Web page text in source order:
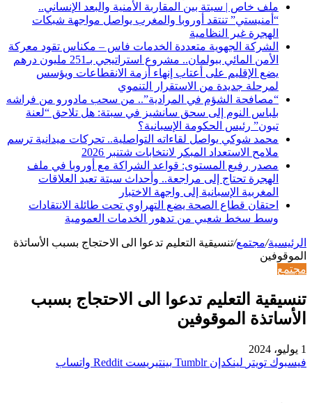
ملف خاص | سبتة بين المقاربة الأمنية والبعد الإنساني..
“أمنيستي” تنتقد أوروبا والمغرب يواصل مواجهة شبكات
الهجرة غير النظامية
الشركة الجهوية متعددة الخدمات فاس – مكناس تقود معركة
الأمن المائي ببولمان.. مشروع استراتيجي بـ251 مليون درهم
يضع الإقليم على أعتاب إنهاء أزمة الانقطاعات ويؤسس
لمرحلة جديدة من الاستقرار التنموي
“مصافحة الشؤم في المرادية”.. من سحب مادورو من فراشه
بلباس النوم إلى سحق سانشيز في سبتة: هل تلاحق “لعنة
تبون” رئيس الحكومة الإسبانية؟
محمد شوكي يواصل لقاءاته التواصلية.. تحركات ميدانية ترسم
ملامح الاستعداد المبكر لانتخابات شتنبر 2026
مصدر رفيع المستوى: قواعد الشراكة مع أوروبا في ملف
الهجرة تحتاج إلى مراجعة.. وأحداث سبتة تعيد العلاقات
المغربية الإسبانية إلى واجهة الاختبار
احتقان قطاع الصحة يضع التهراوي تحت طائلة الانتقادات
وسط سخط شعبي من تدهور الخدمات العمومية
الرئيسية/مجتمع/تنسيقية التعليم تدعوا الى الاحتجاج بسبب الأساتذة
الموقوفين
مجتمع
تنسيقية التعليم تدعوا الى الاحتجاج بسبب
الأساتذة الموقوفين
1 يوليو، 2024
فيسبوك تويتر لينكدإن بينتيريست واتساب